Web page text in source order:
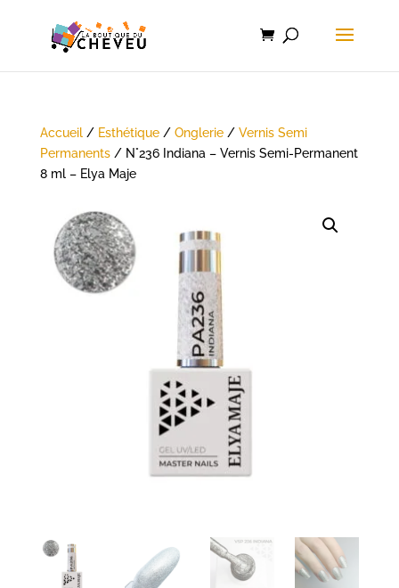
Accueil/ Esthétique/ Onglerie/ Vernis Semi
Permanents/ N°236 Indiana – Vernis Semi-Permanent
8 ml – Elya Maje